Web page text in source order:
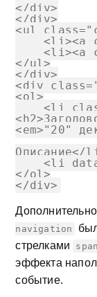
</div>
</div>
<ul
<li><a
<li><a
</ul>
</div>
<div
<ol>
<li
<em>"20"
Описание</
<li data-
</ol>
</div>
navigation
стрелками
эффекта
событие.